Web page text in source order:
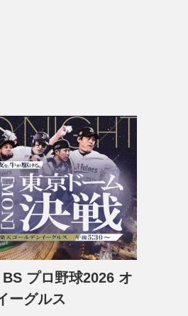
BS プロ野球2026 オ
ーグルス